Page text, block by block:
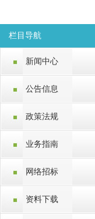
栏目导航
新闻中心
公告信息
政策法规
业务指南
网络招标
资料下载